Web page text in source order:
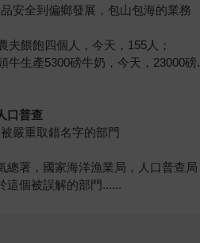
安全到偏鄉發展，包山包海的業務
夫餵飽四個人，今天，155人；
牛生產5300磅牛奶，今天，23000磅
口普查
嚴重取錯名字的部門
總署，國家海洋漁業局，人口普查局
這個被誤解的部門......